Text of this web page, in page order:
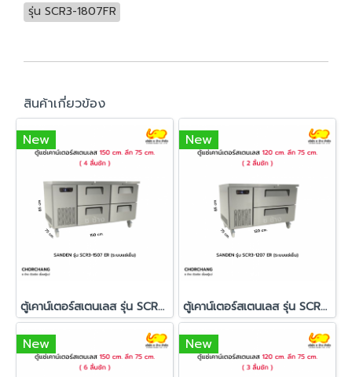
รุ่น SCR3-1807FR
สินค้าเกี่ยวข้อง
New
ตู้เคาน์เตอร์สเตนเลส รุ่น SCR3-1507ER (4 ลิ้นชัก)
New
ตู้เคาน์เตอร์สเตนเลส รุ่น SCR3-1207ER (2 ลิ้นชัก)
New New